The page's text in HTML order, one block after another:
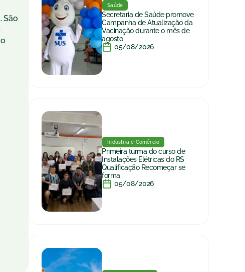
São
Saúde
Secretaria de Saúde promove
Campanha de Atualização da
Vacinação durante o mês de
agosto
05/08/2026
Indústria e Comércio
Primeira turma do curso de
Instalações Elétricas do RS
Qualificação Recomeçar se
forma
05/08/2026